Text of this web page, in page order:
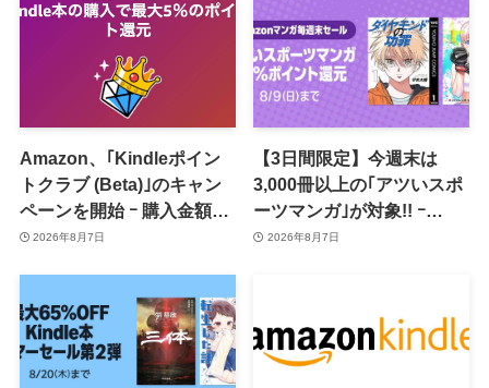
Amazon、｢Kindleポイン
トクラブ (Beta)｣のキャン
ペーンを開始 ｰ 購入金額に
応じて来月のポイント還元
2026年8月7日
【3日間限定】今週末は
3,000冊以上の｢アツいスポ
ーツマンガ｣が対象!! ｰ
｢Amazonマンガ毎週末セ
2026年8月7日